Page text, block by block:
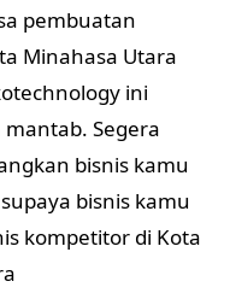
pembuatan
Minahasa Utara
ini
Segera
bisnis kamu
bisnis kamu
kompetitor di Kota